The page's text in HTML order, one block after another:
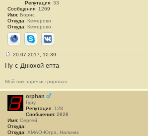
#
8
6
3
Репутация: 33
Сообщения: 1269
Имя: Борис
Откуда: Кемерово
Откуда: Кемерово
СайтSkypeВКонтакте
о
о
б
щ
е
н
и
е
#
8
6
4
20.07.2017, 10:39
Ну с Днюхой епта
Мой ник зарегистрирован
orphan
Гуру
Репутация: 128
Сообщения: 2828
Имя: Сергей
Откуда:
Откуда: ХМАО-Югра, Нальчик